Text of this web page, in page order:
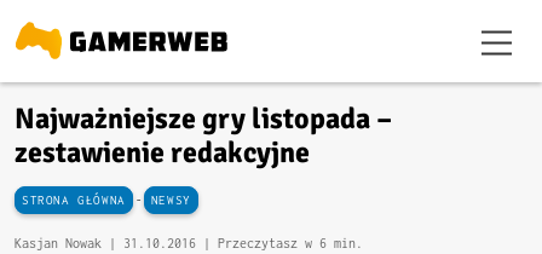
Najważniejsze gry listopada –
zestawienie redakcyjne
STRONA GŁÓWNA - NEWSY
Kasjan Nowak | 31.10.2016 | Przeczytasz w 6 min.